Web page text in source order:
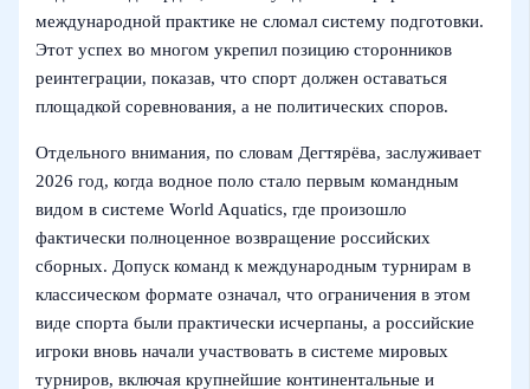
международной практике не сломал систему подготовки.
Этот успех во многом укрепил позицию сторонников
реинтеграции, показав, что спорт должен оставаться
площадкой соревнования, а не политических споров.
Отдельного внимания, по словам Дегтярёва, заслуживает
2026 год, когда водное поло стало первым командным
видом в системе World Aquatics, где произошло
фактически полноценное возвращение российских
сборных. Допуск команд к международным турнирам в
классическом формате означал, что ограничения в этом
виде спорта были практически исчерпаны, а российские
игроки вновь начали участвовать в системе мировых
турниров, включая крупнейшие континентальные и